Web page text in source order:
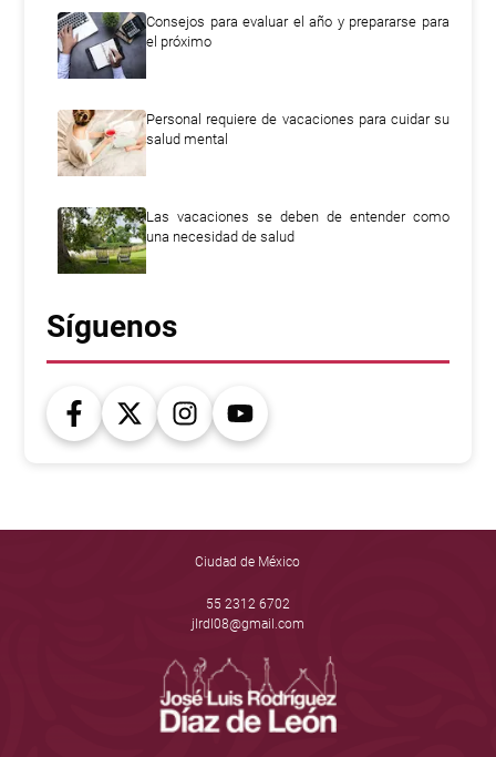
Consejos para evaluar el año y prepararse para
el próximo
Personal requiere de vacaciones para cuidar su
salud mental
Las vacaciones se deben de entender como
una necesidad de salud
Síguenos
Ciudad de México
55 2312 6702
jlrdl08@gmail.com